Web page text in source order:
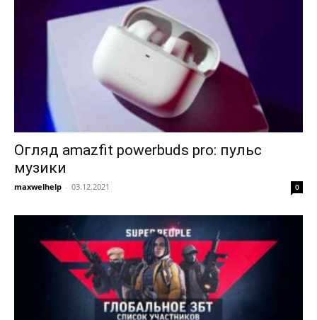
Огляд amazfit powerbuds pro: пульс
музики
maxwelhelp - 03.12.2021 0